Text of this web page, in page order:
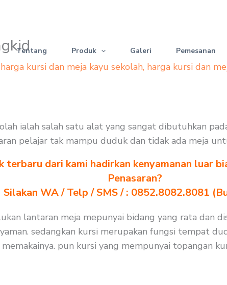
Tentang Produk Galeri Pemesanan
harga kursi dan meja kayu sekolah, harga kursi dan
ialah salah satu alat yang sangat dibutuhkan
pelajar tak mampu duduk dan tidak ada meja
terbaru dari kami hadirkan kenyamanan luar
Penasaran?
Silakan WA / Telp / SMS / : 0852.8082.8081
lantaran meja mepunyai bidang yang rata dan
sedangkan kursi merupakan fungsi tempat
pun kursi yang mempunyai topangan